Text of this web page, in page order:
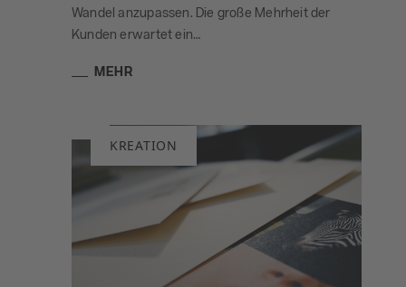
Wandel anzupassen. Die große Mehrheit der
Kunden erwartet ein…
MEHR
KREATION